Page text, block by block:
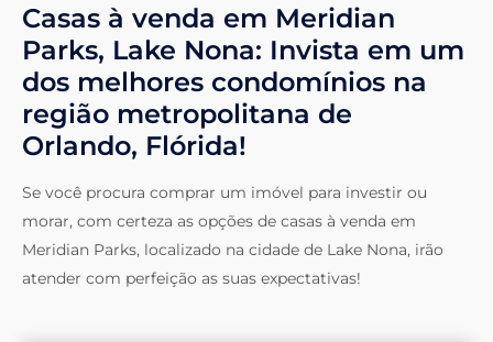
Casas à venda em Meridian
Parks, Lake Nona: Invista em um
dos melhores condomínios na
região metropolitana de
Orlando, Flórida!
Se você procura comprar um imóvel para investir ou
morar, com certeza as opções de casas à venda em
Meridian Parks, localizado na cidade de Lake Nona, irão
atender com perfeição as suas expectativas!